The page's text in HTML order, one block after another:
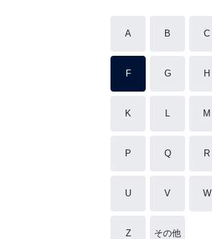
A B C
F G H
K L M
P Q R
U V W
Z その他